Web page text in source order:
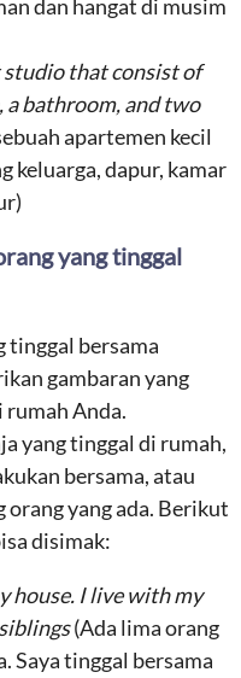
dan hangat di musim
that consist of
a bathroom, and two
apartemen kecil
keluarga, dapur, kamar
yang tinggal
tinggal bersama
gambaran yang
rumah Anda.
yang tinggal di rumah,
bersama, atau
yang ada. Berikut
disimak:
house. I live with my
(Ada lima orang
Saya tinggal bersama